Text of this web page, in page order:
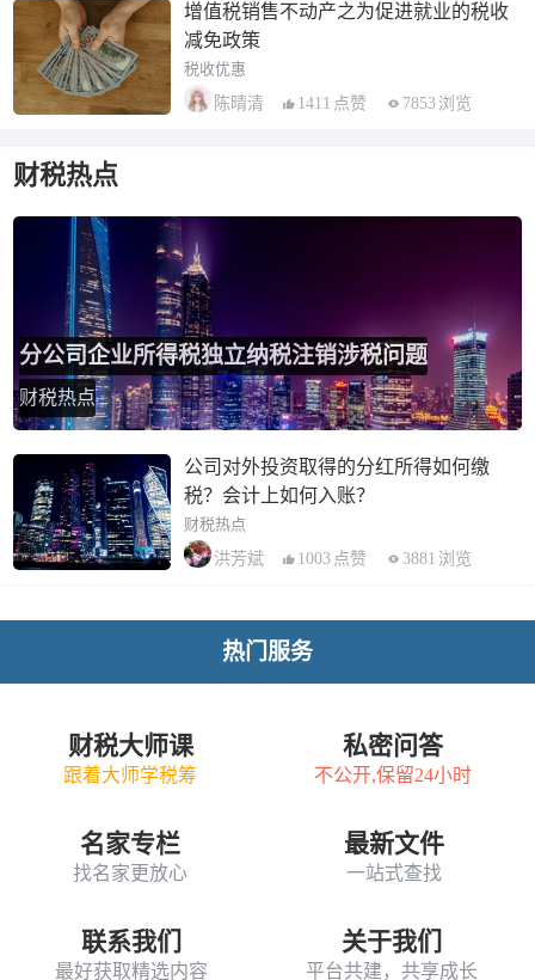
增值税销售不动产之为促进就业的税收
减免政策
税收优惠
陈晴清
1411 点赞 7853 浏览
财税热点
分公司企业所得税独立纳税注销涉税问题
财税热点
公司对外投资取得的分红所得如何缴
税？会计上如何入账？
财税热点
洪芳斌
1003 点赞 3881 浏览
热门服务
财税大师课
跟着大师学税筹
私密问答
不公开,保留24小时
名家专栏
找名家更放心
最新文件
一站式查找
联系我们
最好获取精选内容
关于我们
平台共建，共享成长